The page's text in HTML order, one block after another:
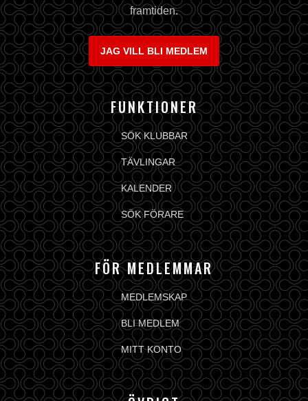
framtiden.
JAG VILL BLI MEDLEM
FUNKTIONER
SÖK KLUBBAR
TÄVLINGAR
KALENDER
SÖK FÖRARE
FÖR MEDLEMMAR
MEDLEMSKAP
BLI MEDLEM
MITT KONTO